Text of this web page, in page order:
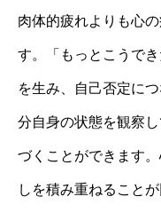
肉体的疲れよりも心
す。「もっとこうで
を生み、自己否定に
分自身の状態を観察
づくことができます
しを積み重ねることが